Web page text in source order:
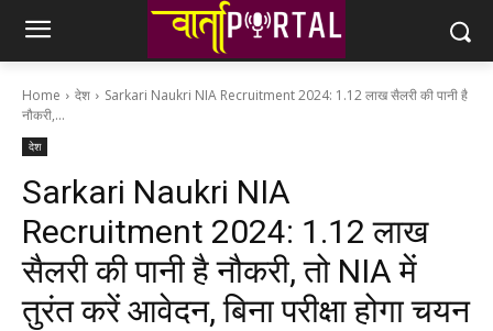
Home देश
Sarkari Naukri NIA Recruitment 2024: 1.12 लाख सैलरी की पानी है
नौकरी,...
देश
Sarkari Naukri NIA
Recruitment 2024: 1.12 लाख
सैलरी की पानी है नौकरी, तो NIA में
तुरंत करें आवेदन, बिना परीक्षा होगा चयन